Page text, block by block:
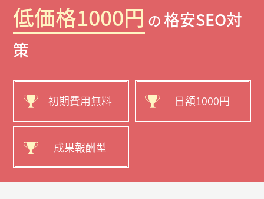
低価格1000円 の 格安SEO対
策
初期費用無料 日額1000円
成果報酬型